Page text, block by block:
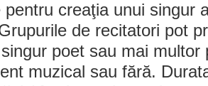
pentru creaţia unui singur
de recitatori pot
poet sau mai multor
muzical sau fără.